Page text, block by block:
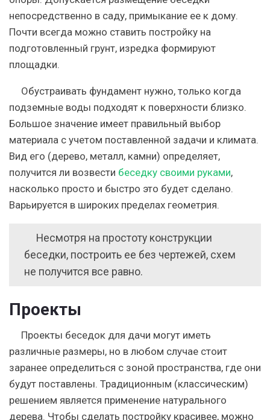
непосредственно в саду, примыкание ее к дому.
Почти всегда можно ставить постройку на
подготовленный грунт, изредка формируют
площадки.
Обустраивать фундамент нужно, только когда
подземные воды подходят к поверхности близко.
Большое значение имеет правильный выбор
материала с учетом поставленной задачи и климата.
Вид его (дерево, металл, камни) определяет,
получится ли возвести беседку своими руками,
насколько просто и быстро это будет сделано.
Варьируется в широких пределах геометрия.
Несмотря на простоту конструкции
беседки, построить ее без чертежей, схем
не получится все равно.
Проекты
Проекты беседок для дачи могут иметь
различные размеры, но в любом случае стоит
заранее определиться с зоной пространства, где они
будут поставлены. Традиционным (классическим)
решением является применение натурального
дерева. Чтобы сделать постройку красивее, можно